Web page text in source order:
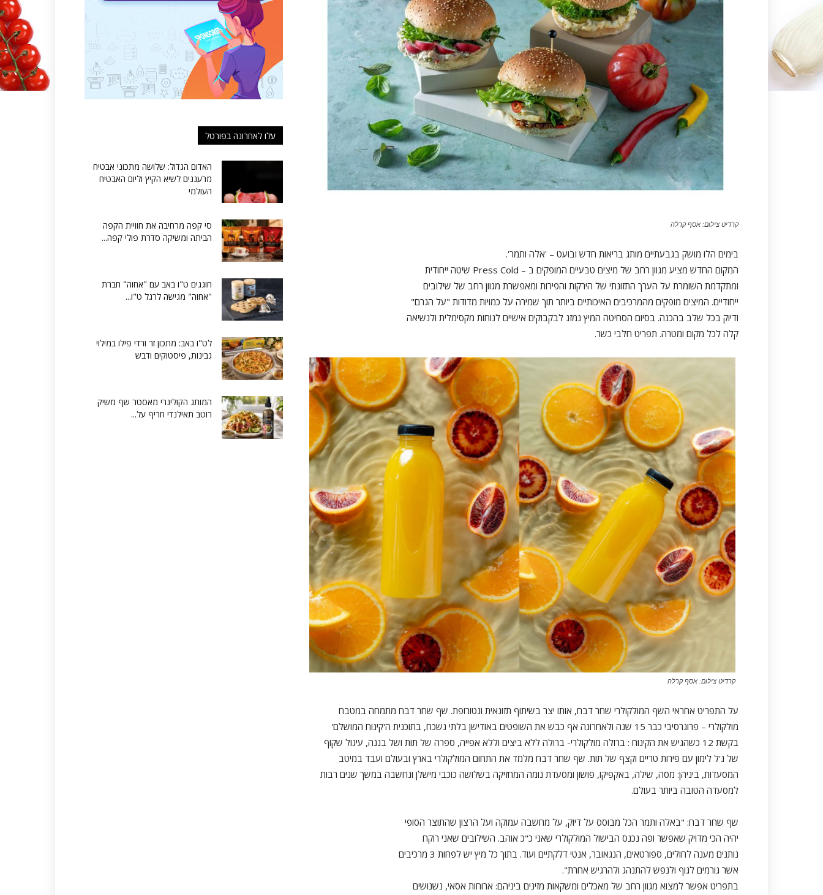
קרדיט צילום: אסף קרלה
בימים הלו מושק בגבעתיים מותג בריאות חדש ובועט – 'אלה ותמר'.
המקום החדש מציע מגוון רחב של מיצים טבעיים המופקים ב – Press Cold שיטה ייחודית
ומתקדמת השומרת על הערך התזונתי של הירקות והפירות ומאפשרת מגוון רחב של שילובים
ייחודיים. המיצים מופקים מהמרכיבים האיכותיים ביותר תוך שמירה על כמויות מדודות "על הגרם"
ודיוק בכל שלב בהכנה. בסיום הסחיטה המיץ נמזג לבקבוקים אישיים לנוחות מקסימלית ולנשיאה
קלה לכל מקום ומטרה. תפריט חלבי כשר.
קרדיט צילום: אסף קרלה
על התפריט אחראי השף המולקולרי שחר דבח, אותו יצר בשיתוף תזונאית ונטורופת. שף שחר דבח מתמחה במטבח
מולקולרי – פרוגרסיבי כבר 15 שנה ולאחרונה אף כבש את השופטים באודישן בלתי נשכח, בתוכנית ה'קינוח המושלם'
בקשת 12 כשהגיש את הקינוח : ברולה מולקולרי- ברולה ללא ביצים וללא אפייה, ספרה של תות ושל בננה, עיגול שקוף
של ג'ל לימון עם פירות טריים וקצף של תות. שף שחר דבח מלמד את התחום המולקולרי בארץ ובעולם ועבד במיטב
המסעדות, ביניהן: מסה, שילה, באקפיקו, פושון ומסעדת נומה המחזיקה בשלושה כוכבי מישלן ונחשבה במשך שנים רבות
למסעדה הטובה ביותר בעולם.
שף שחר דבח: "באלה ותמר הכל מבוסס על דיוק, על מחשבה עמוקה ועל הרצון שהתוצר הסופי
יהיה הכי מדויק שאפשר ופה נכנס הבישול המולקולרי שאני כ"כ אוהב. השילובים שאני רוקח
נותנים מענה לחולים, ספורטאים, הנגאובר, אנטי דלקתיים ועוד. בתוך כל מיץ יש לפחות 3 מרכיבים
אשר גורמים לגוף ולנפש להתנהג ולהרגיש אחרת".
בתפריט אפשר למצוא מגוון רחב של מאכלים ומשקאות מזינים ביניהם: ארוחות אסאי, נשנושים
עלו לאחרונה בפורטל
האדום הגדול: שלושה מתכוני אבטיח
מרעננים לשיא הקיץ וליום האבטיח
העולמי
סי קפה מרחיבה את חוויית הקפה
הביתה ומשיקה סדרת פולי קפה...
חוגגים ט"ו באב עם "אחוה" חברת
"אחוה" מגישה לרגל ט"ו...
לט"ו באב: מתכון זר ורדי פילו במילוי
גבינות, פיסטוקים ודבש
המותג הקולינרי מאסטר שף משיק
רוטב תאילנדי חריף על...